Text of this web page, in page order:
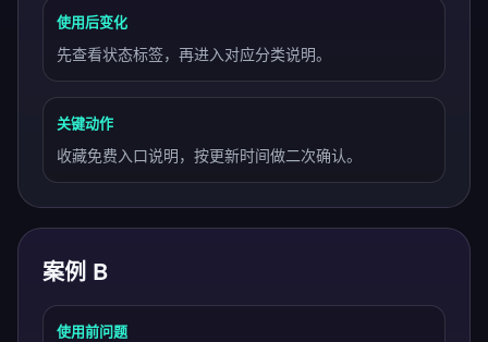
使用后变化
先查看状态标签，再进入对应分类说明。
关键动作
收藏免费入口说明，按更新时间做二次确认。
案例 B
使用前问题